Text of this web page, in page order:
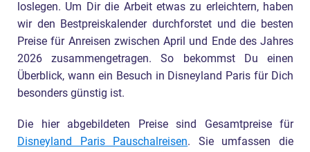
loslegen. Um Dir die Arbeit etwas zu erleichtern, haben
wir den Bestpreiskalender durchforstet und die besten
Preise für Anreisen zwischen April und Ende des Jahres
2026 zusammengetragen. So bekommst Du einen
Überblick, wann ein Besuch in Disneyland Paris für Dich
besonders günstig ist.
Die hier abgebildeten Preise sind Gesamtpreise für
Disneyland Paris Pauschalreisen. Sie umfassen die